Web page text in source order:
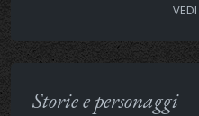
Storie e personaggi